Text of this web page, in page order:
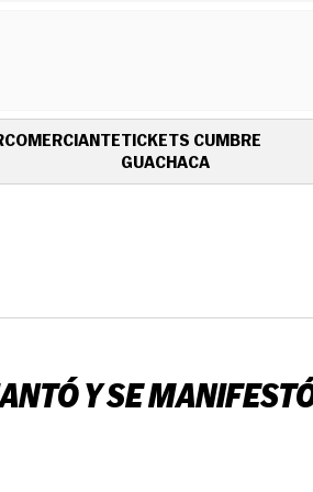
COMERCIANTETICKETS CUMBRE
GUACHACAOPENS IN
Y SE